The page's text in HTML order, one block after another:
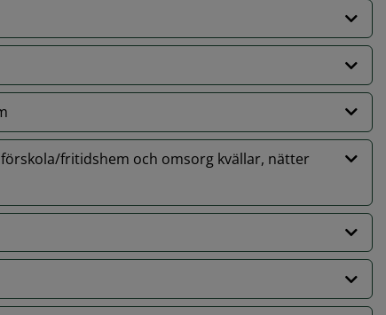
fritidshem och omsorg kvällar, nätter